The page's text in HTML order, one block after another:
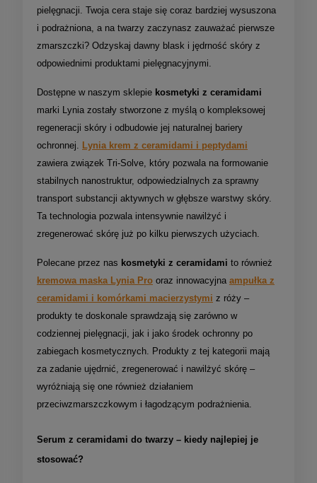
pielęgnacji. Twoja cera staje się coraz bardziej wysuszona
i podrażniona, a na twarzy zaczynasz zauważać pierwsze
zmarszczki? Odzyskaj dawny blask i jędrność skóry z
odpowiednimi produktami pielęgnacyjnymi.
Dostępne w naszym sklepie kosmetyki z ceramidami
marki Lynia zostały stworzone z myślą o kompleksowej
regeneracji skóry i odbudowie jej naturalnej bariery
ochronnej. Lynia krem z ceramidami i peptydami
zawiera związek Tri-Solve, który pozwala na formowanie
stabilnych nanostruktur, odpowiedzialnych za sprawny
transport substancji aktywnych w głębsze warstwy skóry.
Ta technologia pozwala intensywnie nawilżyć i
zregenerować skórę już po kilku pierwszych użyciach.
Polecane przez nas kosmetyki z ceramidami to również
kremowa maska Lynia Pro oraz innowacyjna ampułka z
ceramidami i komórkami macierzystymi z róży –
produkty te doskonale sprawdzają się zarówno w
codziennej pielęgnacji, jak i jako środek ochronny po
zabiegach kosmetycznych. Produkty z tej kategorii mają
za zadanie ujędrnić, zregenerować i nawilżyć skórę –
wyróżniają się one również działaniem
przeciwzmarszczkowym i łagodzącym podrażnienia.
Serum z ceramidami do twarzy – kiedy najlepiej je
stosować?